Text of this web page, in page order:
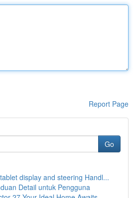
Report Page
Go
display and steering Handl...
Detail untuk Pengguna